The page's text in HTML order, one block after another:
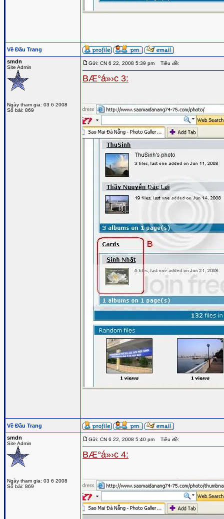
Về Đầu Trang
smdn
Site Admin
Ngày tham gia: 03 6 2008
Số bài: 869
Gửi: CN 6 22, 2008 5:39 pm Tiêu đề:
BÆ°á»›c 3:
Về Đầu Trang
smdn
Site Admin
Ngày tham gia: 03 6 2008
Số bài: 869
Gửi: CN 6 22, 2008 5:40 pm Tiêu đề:
BÆ°á»›c 4: